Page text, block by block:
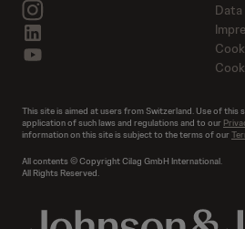
This site is aimed at users from Switzerland. Use of
application of such laws and regulations and to our
information on this site is subject to the terms of our
All contents © Copyright Cilag GmbH International.
All Rights Reserved.